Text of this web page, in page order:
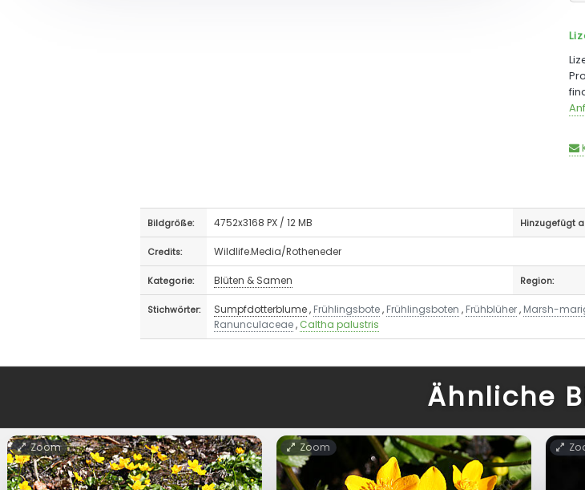
Bildgröße: 4752x3168 PX / 12 MB Hinzugefügt
Credits: Wildlife.Media/Rotheneder
Kategorie: Blüten & Samen Region:
Stichwörter: Sumpfdotterblume, Frühlingsbote, Frühlingsboten , Frühblüher, Marsh-
Ranunculaceae, Caltha palustris
Ähnliche
Zoom Zoom